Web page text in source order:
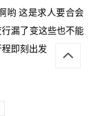
哟 这是求人要合会
漏了变这些也不能
即刻出发